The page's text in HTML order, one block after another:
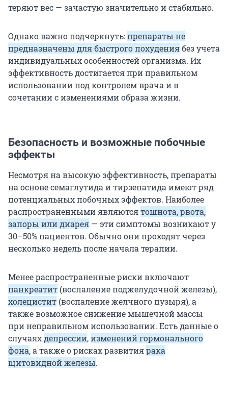
теряют вес — зачастую значительно и стабильно.
Однако важно подчеркнуть:препараты не
предназначены для быстрого похудениябез учета
индивидуальных особенностей организма. Их
эффективность достигается при правильном
использовании под контролем врача и в
сочетании с изменениями образа жизни.
Безопасность и возможные побочные
эффекты
Несмотря на высокую эффективность, препараты
на основе семаглутида и тирзепатида имеют ряд
потенциальных побочных эффектов. Наиболее
распространенными являютсятошнота, рвота,
запоры или диарея — эти симптомы возникают у
30–50% пациентов. Обычно они проходят через
несколько недель после начала терапии.
Менее распространенные риски включают
панкреатит (воспаление поджелудочной железы),
холецистит (воспаление желчного пузыря), а
также возможное снижение мышечной массы
при неправильном использовании. Есть данные о
случаяхдепрессии,изменений гормонального
фона, а также о рисках развитиярака
щитовидной железы.